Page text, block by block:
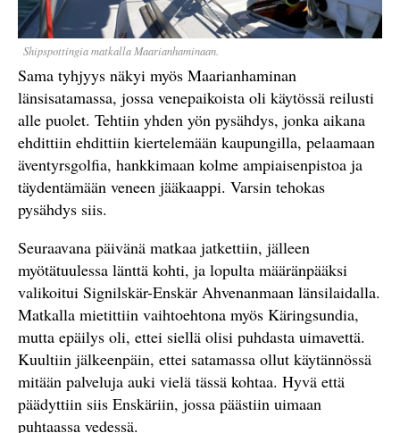
Shipspottingia matkalla Maarianhaminaan.
Sama tyhjyys näkyi myös Maarianhaminan
länsisatamassa, jossa venepaikoista oli käytössä reilusti
alle puolet. Tehtiin yhden yön pysähdys, jonka aikana
ehdittiin ehdittiin kiertelemään kaupungilla, pelaamaan
äventyrsgolfia, hankkimaan kolme ampiaisenpistoa ja
täydentämään veneen jääkaappi. Varsin tehokas
pysähdys siis.
Seuraavana päivänä matkaa jatkettiin, jälleen
myötätuulessa länttä kohti, ja lopulta määränpääksi
valikoitui Signilskär-Enskär Ahvenanmaan länsilaidalla.
Matkalla mietittiin vaihtoehtona myös Käringsundia,
mutta epäilys oli, ettei siellä olisi puhdasta uimavettä.
Kuultiin jälkeenpäin, ettei satamassa ollut käytännössä
mitään palveluja auki vielä tässä kohtaa. Hyvä että
päädyttiin siis Enskäriin, jossa päästiin uimaan
puhtaassa vedessä.